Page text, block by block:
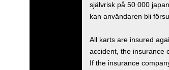
självrisk på 50 000
kan användaren bli
All karts are insured
accident, the insurance
If the insurance